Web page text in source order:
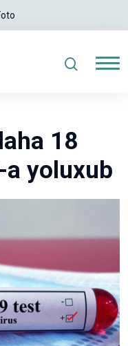
18
a yoluxub